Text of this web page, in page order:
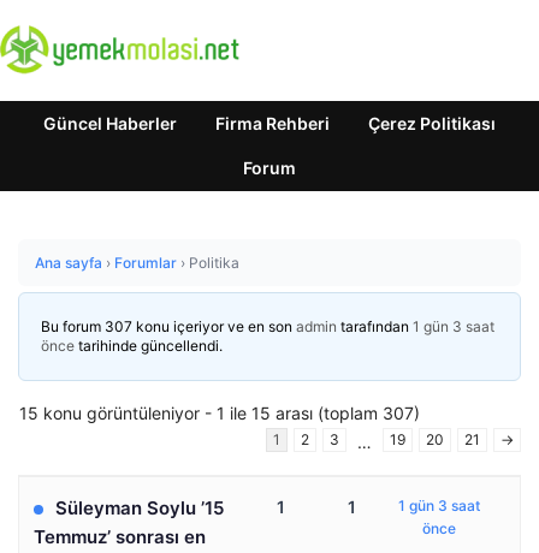
Güncel Haberler Firma Rehberi Çerez Politikası
Forum
Ana sayfa › Forumlar › Politika
Bu forum 307 konu içeriyor ve en son admin tarafından 1 gün 3 saat
önce tarihinde güncellendi.
15 konu görüntüleniyor - 1 ile 15 arası (toplam 307)
1 2 3 … 19 20 21 →
Süleyman Soylu ’15
Temmuz’ sonrası en
1 1
1 gün 3 saat
önce